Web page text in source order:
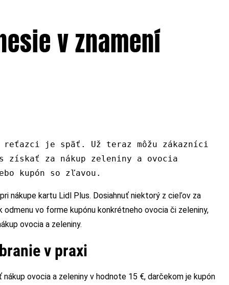
v znamení
reťazci je späť. Už teraz môžu zákazníci
za nákup zeleniny a ovocia
kupón so zľavou.
nákupe kartu Lidl Plus. Dosiahnuť niektorý z cieľov za
odmenu vo forme kupónu konkrétneho ovocia či zeleniny,
ovocia a zeleniny.
v praxi
ovocia a zeleniny v hodnote 15 €, darčekom je kupón